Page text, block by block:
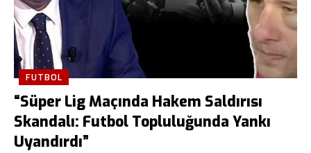
FUTBOL
“Süper Lig Maçında Hakem Saldırısı
Skandalı: Futbol Topluluğunda Yankı
Uyandırdı”